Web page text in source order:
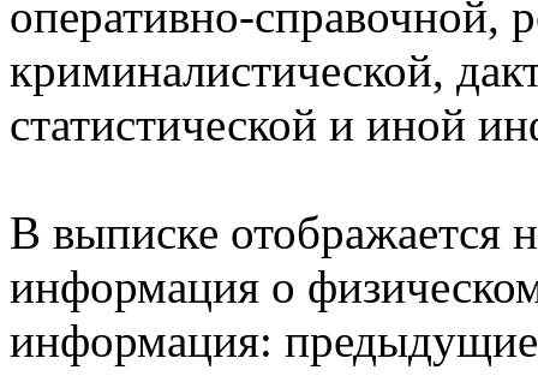
оперативно-справочной,
криминалистической,
статистической и иной
В выписке отображается
информация о
информация: